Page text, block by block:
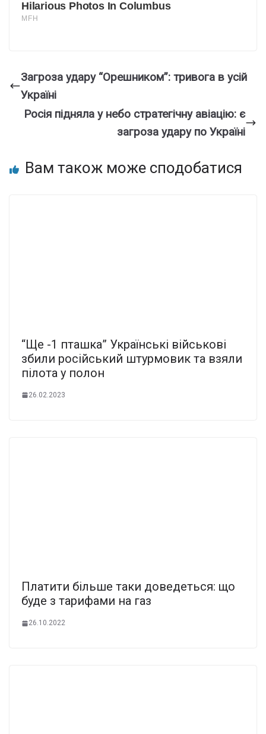
Загроза удару “Орешником”: тривога в усій
Україні
Росія підняла у небо стратегічну авіацію: є
загроза удару по Україні
Вам також може сподобатися
“Ще -1 пташка” Українські військові
збили російський штурмовик та взяли
пілота у полон
26.02.2023
Платити більше таки доведеться: що
буде з тарифами на газ
26.10.2022